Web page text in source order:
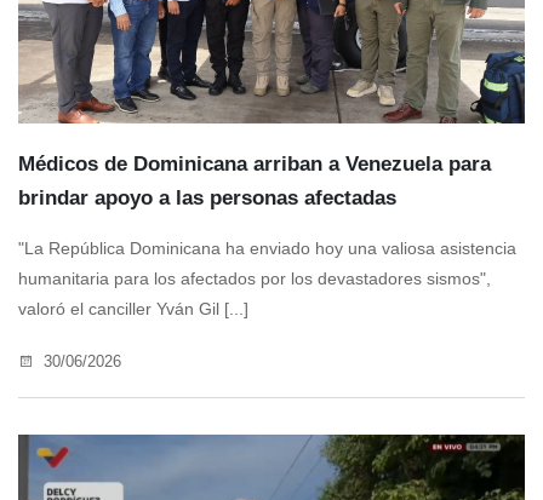
Médicos de Dominicana arriban a Venezuela para
brindar apoyo a las personas afectadas
"La República Dominicana ha enviado hoy una valiosa asistencia
humanitaria para los afectados por los devastadores sismos",
valoró el canciller Yván Gil [...]
30/06/2026